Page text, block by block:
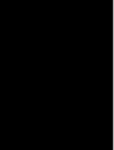
So fué producida en